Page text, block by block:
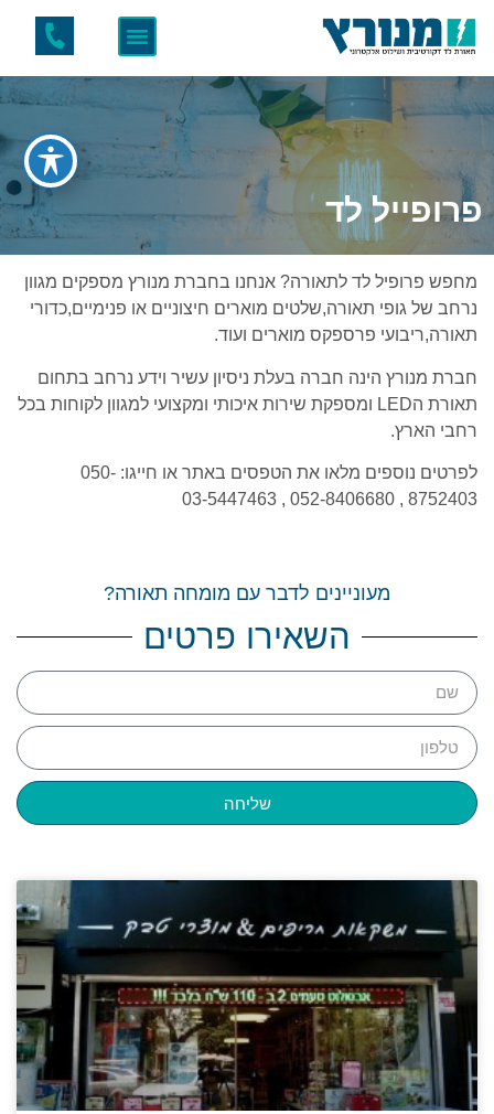
פרופייל לד
מחפש פרופיל לד לתאורה? אנחנו בחברת מנורץ מספקים מגוון
נרחב של גופי תאורה,שלטים מוארים חיצוניים או פנימיים,כדורי
תאורה,ריבועי פרספקס מוארים ועוד.
חברת מנורץ הינה חברה בעלת ניסיון עשיר וידע נרחב בתחום
תאורת הLED ומספקת שירות איכותי ומקצועי למגוון לקוחות בכל
רחבי הארץ.
לפרטים נוספים מלאו את הטפסים באתר או חייגו: 050-
8752403 , 052-8406680 , 03-5447463
מעוניינים לדבר עם מומחה תאורה?
השאירו פרטים
שליחה